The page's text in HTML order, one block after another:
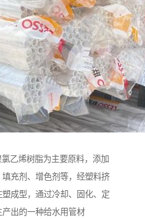
乙烯树脂为主要原料，添加
充剂、增色剂等，经塑料挤
成型，通过冷却、固化、定
出的一种给水用管材